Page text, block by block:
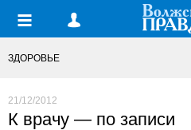
ЗДОРОВЬЕ
21/12/2012
К врачу — по записи